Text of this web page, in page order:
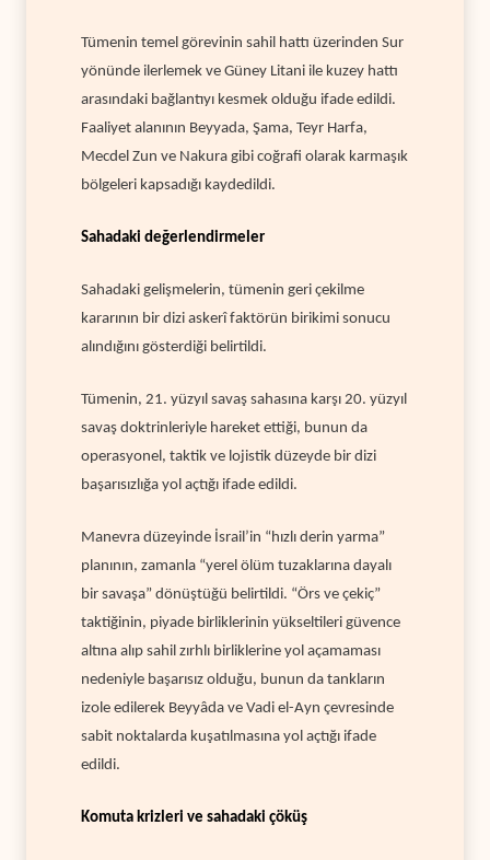
Tümenin temel görevinin sahil hattı üzerinden Sur
yönünde ilerlemek ve Güney Litani ile kuzey hattı
arasındaki bağlantıyı kesmek olduğu ifade edildi.
Faaliyet alanının Beyyada, Şama, Teyr Harfa,
Mecdel Zun ve Nakura gibi coğrafi olarak karmaşık
bölgeleri kapsadığı kaydedildi.
Sahadaki değerlendirmeler
Sahadaki gelişmelerin, tümenin geri çekilme
kararının bir dizi askerî faktörün birikimi sonucu
alındığını gösterdiği belirtildi.
Tümenin, 21. yüzyıl savaş sahasına karşı 20. yüzyıl
savaş doktrinleriyle hareket ettiği, bunun da
operasyonel, taktik ve lojistik düzeyde bir dizi
başarısızlığa yol açtığı ifade edildi.
Manevra düzeyinde İsrail’in “hızlı derin yarma”
planının, zamanla “yerel ölüm tuzaklarına dayalı
bir savaşa” dönüştüğü belirtildi. “Örs ve çekiç”
taktiğinin, piyade birliklerinin yükseltileri güvence
altına alıp sahil zırhlı birliklerine yol açamaması
nedeniyle başarısız olduğu, bunun da tankların
izole edilerek Beyyâda ve Vadi el-Ayn çevresinde
sabit noktalarda kuşatılmasına yol açtığı ifade
edildi.
Komuta krizleri ve sahadaki çöküş